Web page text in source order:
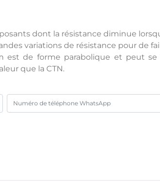
dont la résistance diminue
variations de résistance pour de
est de forme parabolique et peut
que la CTN.